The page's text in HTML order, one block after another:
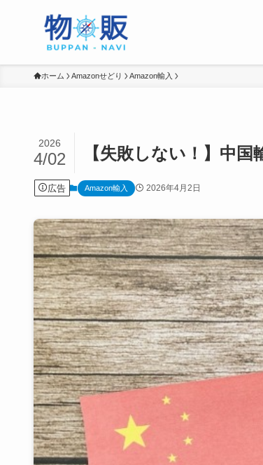
ホーム Amazonせどり Amazon輸入
【失敗しない！】中
2026
4/02
広告 Amazon輸入 2026年4月2日